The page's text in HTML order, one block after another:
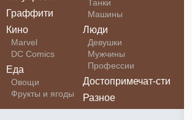
Граффити
Кино
Marvel
DC Comics
Еда
Овощи
Фрукты и ягоды
Танки
Машины
Люди
Девушки
Мужчины
Профессии
Достопримечат-сти
Разное